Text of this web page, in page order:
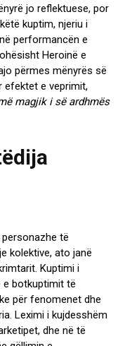
jo reflektuese, por
kuptim, njeriu i
performancën e
Heroinë e
përmes mënyrës së
efektet e veprimit,
magjik i së ardhmës
personazhe të
kolektive, ato janë
Kuptimi i
e botkuptimit të
për fenomenet dhe
Leximi i kujdesshëm
dhe në të